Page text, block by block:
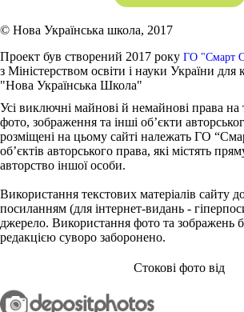
© Нова Українська школа, 2017
Проект був створений 2017 року ГО "Смарт
з Міністерством освіти і науки України для
"Нова Українська Школа"
Усі виключні майнові й немайнові права на
фото, зображення та інші об’єкти
розміщені на цьому сайті належать ГО
об’єктів авторського права, які містять
авторство іншої особи.
Використання текстових матеріалів сайту
посиланням (для інтернет-видань -
джерело. Використання фото та зображень
редакцією суворо заборонено.
Стокові фото від